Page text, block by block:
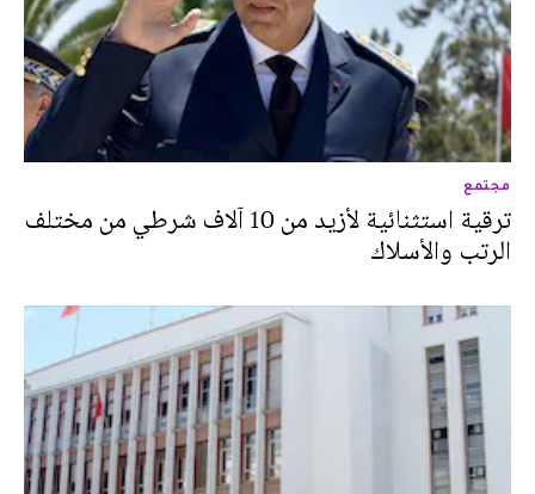
مجتمع
ترقية استثنائية لأزيد من 10 آلاف شرطي من مختلف
الرتب والأسلاك